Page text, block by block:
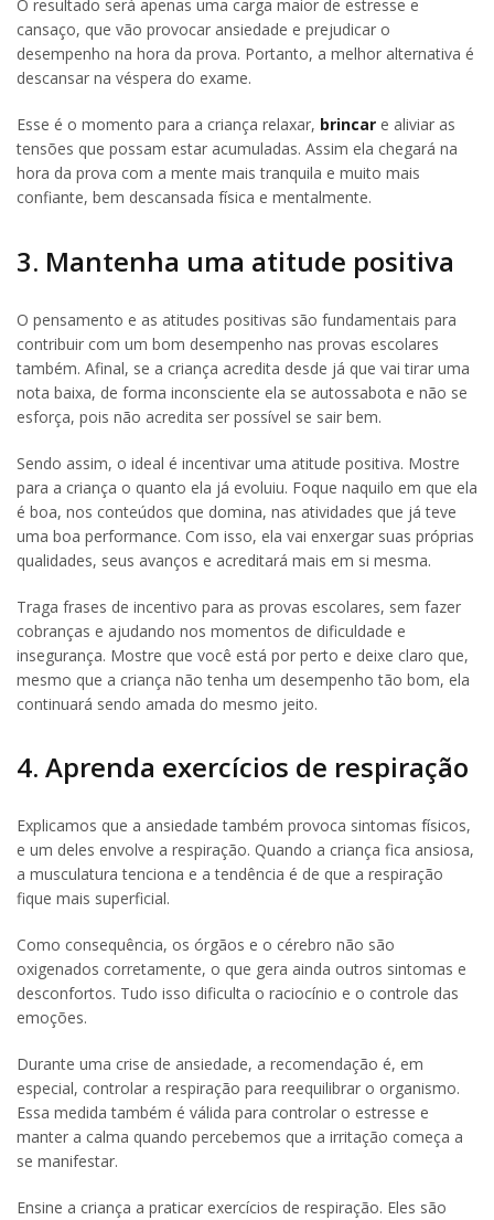
O resultado será apenas uma carga maior de estresse e
cansaço, que vão provocar ansiedade e prejudicar o
desempenho na hora da prova. Portanto, a melhor alternativa é
descansar na véspera do exame.
Esse é o momento para a criança relaxar, brincar e aliviar as
tensões que possam estar acumuladas. Assim ela chegará na
hora da prova com a mente mais tranquila e muito mais
confiante, bem descansada física e mentalmente.
3. Mantenha uma atitude positiva
O pensamento e as atitudes positivas são fundamentais para
contribuir com um bom desempenho nas provas escolares
também. Afinal, se a criança acredita desde já que vai tirar uma
nota baixa, de forma inconsciente ela se autossabota e não se
esforça, pois não acredita ser possível se sair bem.
Sendo assim, o ideal é incentivar uma atitude positiva. Mostre
para a criança o quanto ela já evoluiu. Foque naquilo em que ela
é boa, nos conteúdos que domina, nas atividades que já teve
uma boa performance. Com isso, ela vai enxergar suas próprias
qualidades, seus avanços e acreditará mais em si mesma.
Traga frases de incentivo para as provas escolares, sem fazer
cobranças e ajudando nos momentos de dificuldade e
insegurança. Mostre que você está por perto e deixe claro que,
mesmo que a criança não tenha um desempenho tão bom, ela
continuará sendo amada do mesmo jeito.
4. Aprenda exercícios de respiração
Explicamos que a ansiedade também provoca sintomas físicos,
e um deles envolve a respiração. Quando a criança fica ansiosa,
a musculatura tenciona e a tendência é de que a respiração
fique mais superficial.
Como consequência, os órgãos e o cérebro não são
oxigenados corretamente, o que gera ainda outros sintomas e
desconfortos. Tudo isso dificulta o raciocínio e o controle das
emoções.
Durante uma crise de ansiedade, a recomendação é, em
especial, controlar a respiração para reequilibrar o organismo.
Essa medida também é válida para controlar o estresse e
manter a calma quando percebemos que a irritação começa a
se manifestar.
Ensine a criança a praticar exercícios de respiração. Eles são